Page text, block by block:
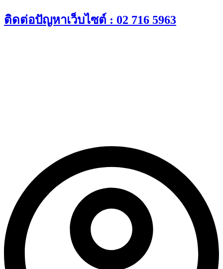
Skip
to
ติดต่อปัญหาเว็บไซต์ : 02 716 5963